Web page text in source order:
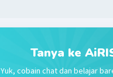
Tanya ke
Yuk, cobain chat dan belajar